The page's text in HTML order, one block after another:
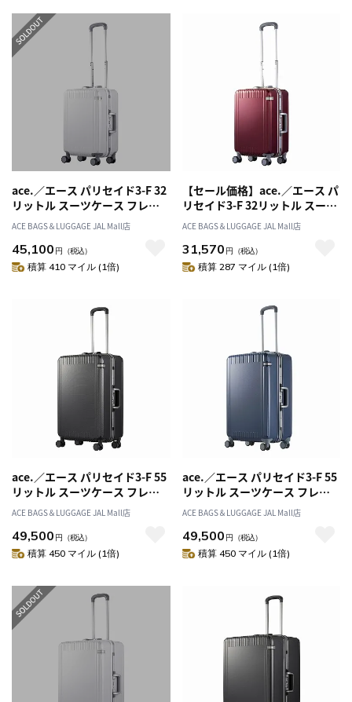
ace.／エース パリセイド3-F 32
リットル スーツケース フレー
ムタイプ 05051
ACE BAGS＆LUGGAGE JAL Mall店
45,100 円 （税込）
積算 410 マイル (1倍)
【セール価格】ace.／エース パ
リセイド3-F 32リットル スーツ
ケース フレームタイプ 05051
ACE BAGS＆LUGGAGE JAL Mall店
31,570 円 （税込）
積算 287 マイル (1倍)
ace.／エース パリセイド3-F 55
リットル スーツケース フレー
ムタイプ 05052
ACE BAGS＆LUGGAGE JAL Mall店
49,500 円 （税込）
積算 450 マイル (1倍)
ace.／エース パリセイド3-F 55
リットル スーツケース フレー
ムタイプ 05052
ACE BAGS＆LUGGAGE JAL Mall店
49,500 円 （税込）
積算 450 マイル (1倍)